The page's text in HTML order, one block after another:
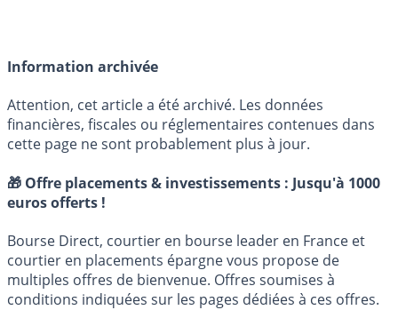
Information archivée
Attention, cet article a été archivé. Les données
financières, fiscales ou réglementaires contenues dans
cette page ne sont probablement plus à jour.
🎁 Offre placements & investissements : Jusqu'à 1000
euros offerts !
Bourse Direct, courtier en bourse leader en France et
courtier en placements épargne vous propose de
multiples offres de bienvenue. Offres soumises à
conditions indiquées sur les pages dédiées à ces offres.